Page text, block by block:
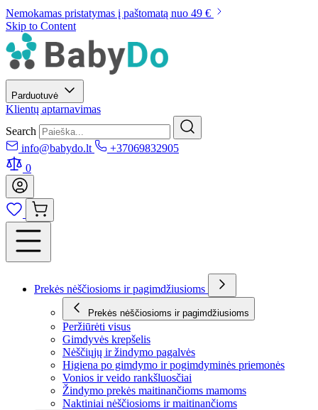
Nemokamas pristatymas į paštomatą nuo 49 €
Skip to Content
Parduotuvė
Klientų aptarnavimas
Search
info@babydo.lt
+37069832905
0
Prekės nėščiosioms ir pagimdžiusioms
Prekės nėščiosioms ir pagimdžiusioms
Peržiūrėti visus
Gimdyvės krepšelis
Nėščiųjų ir žindymo pagalvės
Higiena po gimdymo ir pogimdyminės priemonės
Vonios ir veido rankšluosčiai
Žindymo prekės maitinančioms mamoms
Naktiniai nėščiosioms ir maitinančioms